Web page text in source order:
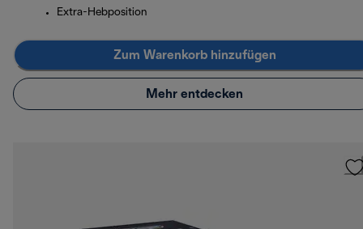
Extra-Hebposition
Zum Warenkorb hinzufügen
Mehr entdecken